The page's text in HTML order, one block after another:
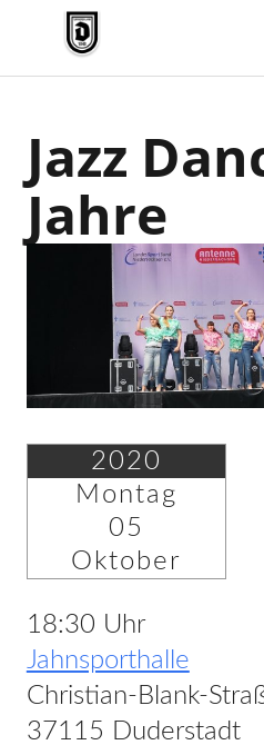
TV Jahn Duderstadt
Jazz
Jahre
2020
Montag
05
Oktober
18:30 Uhr
Jahnsporthalle
Christian-Blank-
37115 Duderstadt